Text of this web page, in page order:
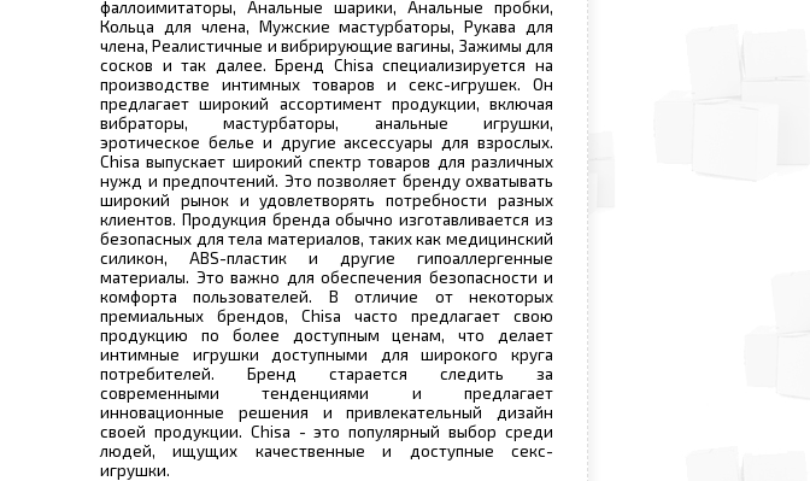
фаллоимитаторы, Анальные шарики, Анальные пробки,
Кольца для члена, Мужские мастурбаторы, Рукава для
члена, Реалистичные и вибрирующие вагины, Зажимы для
сосков и так далее. Бренд Chisa специализируется на
производстве интимных товаров и секс-игрушек. Он
предлагает широкий ассортимент продукции, включая
вибраторы, мастурбаторы, анальные игрушки,
эротическое белье и другие аксессуары для взрослых.
Chisa выпускает широкий спектр товаров для различных
нужд и предпочтений. Это позволяет бренду охватывать
широкий рынок и удовлетворять потребности разных
клиентов. Продукция бренда обычно изготавливается из
безопасных для тела материалов, таких как медицинский
силикон, ABS-пластик и другие гипоаллергенные
материалы. Это важно для обеспечения безопасности и
комфорта пользователей. В отличие от некоторых
премиальных брендов, Chisa часто предлагает свою
продукцию по более доступным ценам, что делает
интимные игрушки доступными для широкого круга
потребителей. Бренд старается следить за
современными тенденциями и предлагает
инновационные решения и привлекательный дизайн
своей продукции. Chisa - это популярный выбор среди
людей, ищущих качественные и доступные секс-
игрушки.